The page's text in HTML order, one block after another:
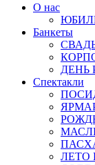
О нас
Банкеты
ДЕНЬ
Спектакли
ЛЕТО